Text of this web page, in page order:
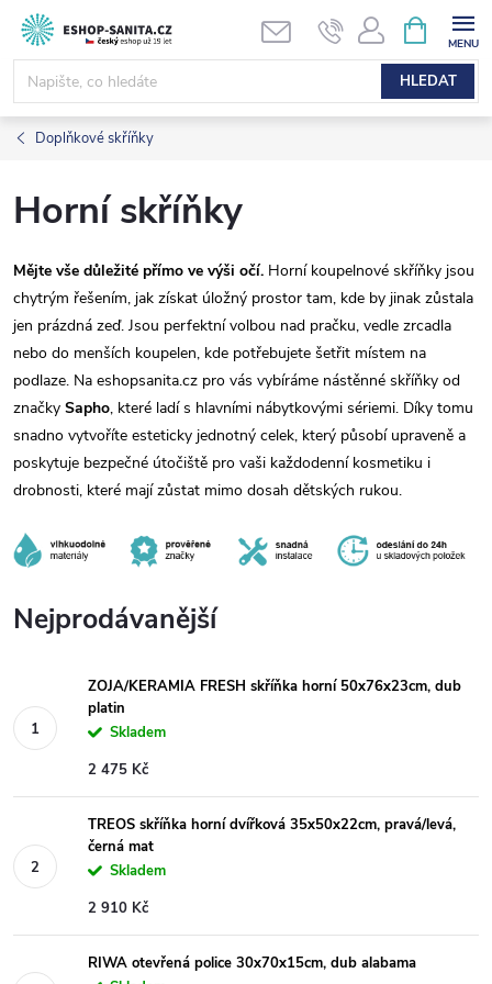
Přejít
obsah
HLEDAT
NÁKUPNÍ
KOŠÍK
Doplňkové skříňky
Horní skříňky
Mějte vše důležité přímo ve výši očí. Horní koupelnové skříňky jsou
chytrým řešením, jak získat úložný prostor tam, kde by jinak zůstala
jen prázdná zeď. Jsou perfektní volbou nad pračku, vedle zrcadla
nebo do menších koupelen, kde potřebujete šetřit místem na
podlaze. Na eshopsanita.cz pro vás vybíráme nástěnné skříňky od
značky Sapho, které ladí s hlavními nábytkovými sériemi. Díky tomu
snadno vytvoříte esteticky jednotný celek, který působí upraveně a
poskytuje bezpečné útočiště pro vaši každodenní kosmetiku i
drobnosti, které mají zůstat mimo dosah dětských rukou.
Nejprodávanější
ZOJA/KERAMIA FRESH skříňka horní 50x76x23cm, dub
platin
Skladem
2 475 Kč
TREOS skříňka horní dvířková 35x50x22cm, pravá/levá,
černá mat
Skladem
2 910 Kč
RIWA otevřená police 30x70x15cm, dub alabama